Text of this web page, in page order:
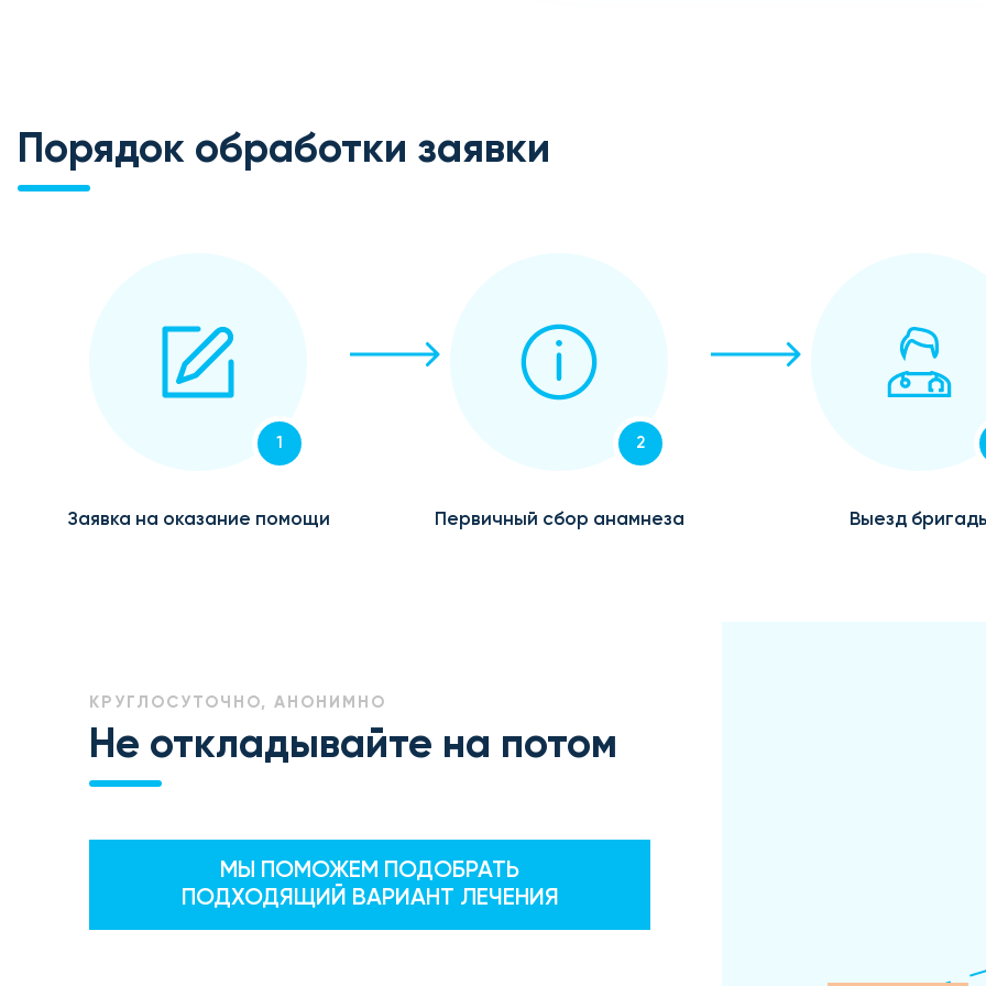
Порядок обработки заявки
1
Заявка на оказание помощи
2
Первичный сбор анамнеза Выезд
КРУГЛОСУТОЧНО, АНОНИМНО
Не откладывайте на потом
МЫ ПОМОЖЕМ ПОДОБРАТЬ
ПОДХОДЯЩИЙ ВАРИАНТ ЛЕЧЕНИЯ